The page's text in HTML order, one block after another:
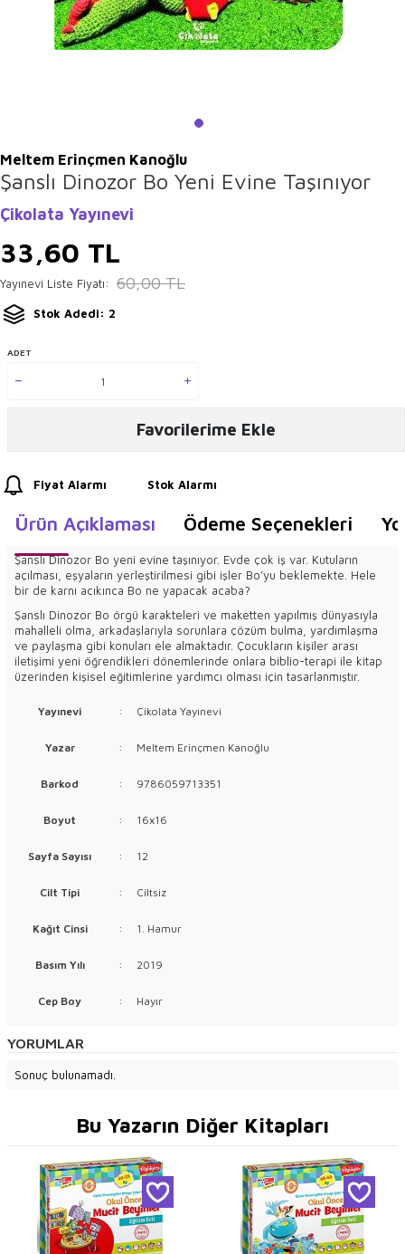
Meltem Erinçmen Kanoğlu
Şanslı Dinozor Bo Yeni Evine Taşınıyor
Çikolata Yayınevi
33,60 TL
Yayınevi Liste Fiyatı: 60,00TL
Stok Adedi: 2
ADET
Favorilerime Ekle
Fiyat Alarmı Stok Alarmı
Ürün Açıklaması Ödeme Seçenekleri
Şanslı Dinozor Bo yeni evine taşınıyor. Evde çok iş var. Kutuların
açılması, eşyaların yerleştirilmesi gibi işler Bo’yu beklemekte. Hele
bir de karnı acıkınca Bo ne yapacak acaba?
Şanslı Dinozor Bo örgü karakteleri ve maketten yapılmış dünyasıyla
mahalleli olma, arkadaşlarıyla sorunlara çözüm bulma, yardımlaşma
ve paylaşma gibi konuları ele almaktadır. Çocukların kişiler arası
iletişimi yeni öğrendikleri dönemlerinde onlara biblio-terapi ile kitap
üzerinden kişisel eğitimlerine yardımcı olması için tasarlanmıştır.
Yayınevi : Çikolata Yayınevi
Yazar : Meltem Erinçmen Kanoğlu
Barkod : 9786059713351
Boyut : 16x16
Sayfa Sayısı : 12
Cilt Tipi : Ciltsiz
Kağıt Cinsi : 1. Hamur
Basım Yılı : 2019
Cep Boy : Hayır
YORUMLAR
Sonuç bulunamadı.
Bu Yazarın Diğer Kitapları